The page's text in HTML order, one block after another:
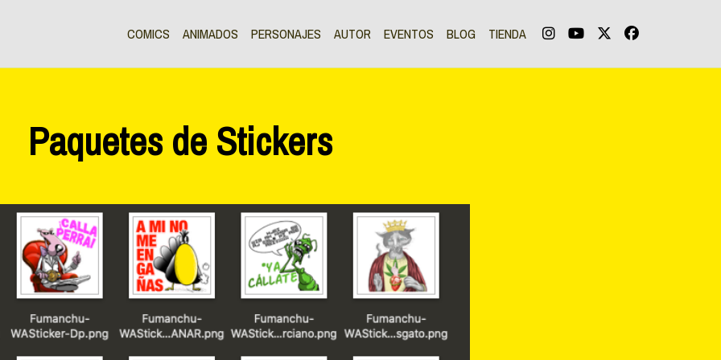
COMICS ANIMADOS PERSONAJES AUTOR EVENTOS BLOG TIENDA
Paquetes de Stickers